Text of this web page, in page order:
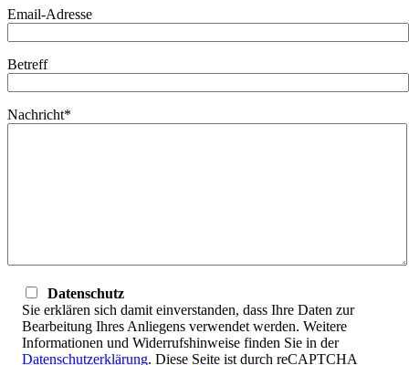
Email-Adresse
Betreff
Nachricht*
Datenschutz
Sie erklären sich damit einverstanden, dass Ihre Daten zur
Bearbeitung Ihres Anliegens verwendet werden. Weitere
Informationen und Widerrufshinweise finden Sie in der
Datenschutzerklärung. Diese Seite ist durch reCAPTCHA